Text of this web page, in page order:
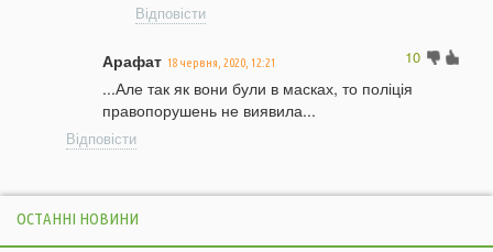
Відповісти
10
Арафат 18 червня, 2020, 12:21
...Але так як вони були в масках, то поліція
правопорушень не виявила...
Відповісти
ОСТАННІ НОВИНИ